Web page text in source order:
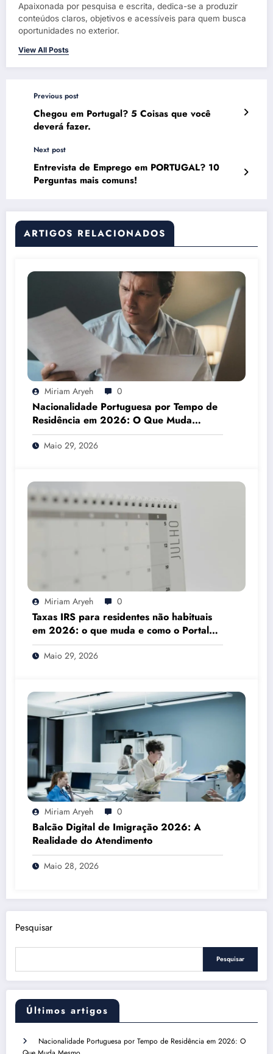
Apaixonada por pesquisa e escrita, dedica-se a produzir
conteúdos claros, objetivos e acessíveis para quem busca
oportunidades no exterior.
View All Posts
Previous post
Chegou em Portugal? 5 Coisas que você
deverá fazer.
Next post
Entrevista de Emprego em PORTUGAL? 10
Perguntas mais comuns!
ARTIGOS RELACIONADOS
Miriam Aryeh 0
Nacionalidade Portuguesa por Tempo de
Residência em 2026: O Que Muda
Mesmo
Maio 29, 2026
Miriam Aryeh 0
Taxas IRS para residentes não habituais
em 2026: o que muda e como o Portal
das Finanças pode ajudar
Maio 29, 2026
Miriam Aryeh 0
Balcão Digital de Imigração 2026: A
Realidade do Atendimento
Maio 28, 2026
Pesquisar
Pesquisar
Últimos artigos
Nacionalidade Portuguesa por Tempo de Residência em 2026: O